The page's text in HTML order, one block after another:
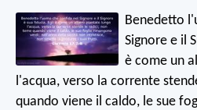
Benedetto
Signore e il
è come un
l'acqua, verso la corrente
quando viene il caldo, le sue